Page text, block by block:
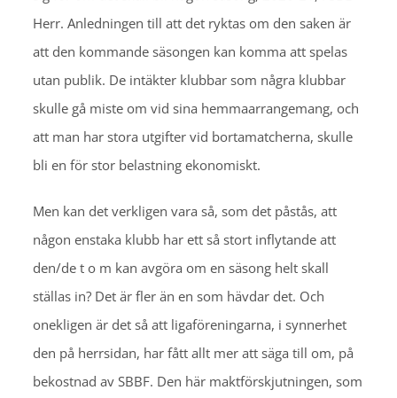
Herr. Anledningen till att det ryktas om den saken är
att den kommande säsongen kan komma att spelas
utan publik. De intäkter klubbar som några klubbar
skulle gå miste om vid sina hemmaarrangemang, och
att man har stora utgifter vid bortamatcherna, skulle
bli en för stor belastning ekonomiskt.
Men kan det verkligen vara så, som det påstås, att
någon enstaka klubb har ett så stort inflytande att
den/de t o m kan avgöra om en säsong helt skall
ställas in? Det är fler än en som hävdar det. Och
onekligen är det så att ligaföreningarna, i synnerhet
den på herrsidan, har fått allt mer att säga till om, på
bekostnad av SBBF. Den här maktförskjutningen, som